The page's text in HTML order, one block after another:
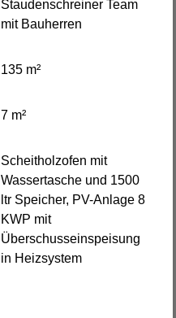
Staudenschreiner Team
mit Bauherren
135 m²
7 m²
Scheitholzofen mit
Wassertasche und 1500
ltr Speicher, PV-Anlage 8
KWP mit
Überschusseinspeisung
in Heizsystem